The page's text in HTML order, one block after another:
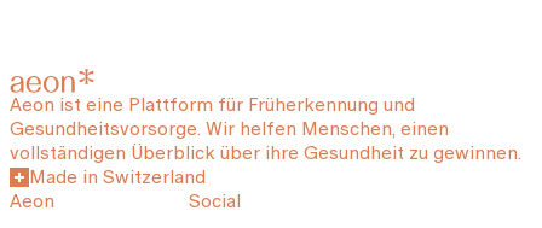
Aeon ist eine Plattform für Früherkennung und
Gesundheitsvorsorge. Wir helfen Menschen, einen
vollständigen Überblick über ihre Gesundheit zu gewinnen.
Made in Switzerland
Aeon
Social